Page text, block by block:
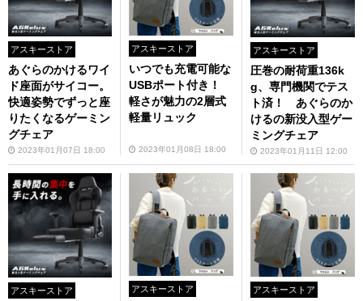
アスキーストア
あぐらのかけるワイ
ド座面がサイコー。
快適姿勢でずっと座
りたくなるゲーミン
グチェア
2023年01月07日 18:00
アスキーストア
いつでも充電可能な
USBポート付き！
軽さが魅力の2層式
軽量リュック
2023年01月08日 18:00
アスキーストア
圧巻の耐荷重136k
g、専門機関でテス
ト済！ あぐらのか
けるの新没入型ゲー
ミングチェア
2023年01月11日 12:00
アスキーストア アスキーストア アスキーストア